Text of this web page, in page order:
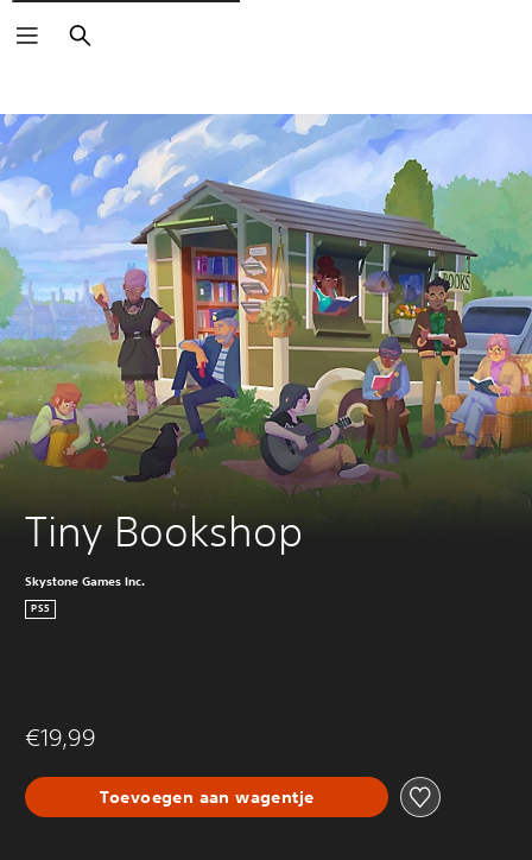
Zoeken
Tiny Bookshop
Skystone Games Inc.
PS5
€19,99
Toevoegen aan wagentje